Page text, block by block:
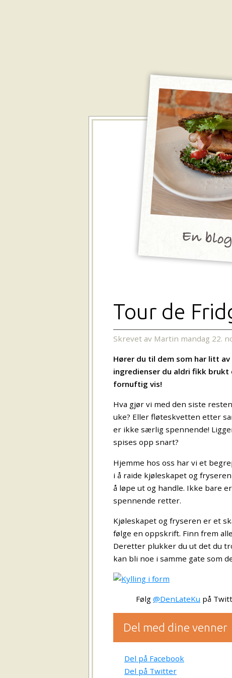
Tour de
Skrevet av Martin mandag 22.
Hører du til dem som har litt
ingredienser du aldri fikk brukt
fornuftig vis!
Hva gjør vi med den siste
uke? Eller fløteskvetten etter
er ikke særlig spennende!
spises opp snart?
Hjemme hos oss har vi et
i å raide kjøleskapet og
å løpe ut og handle. Ikke bare
spennende retter.
Kjøleskapet og fryseren er et
følge en oppskrift. Finn frem
Deretter plukker du ut det du
kan bli noe i samme gate som
Følg @DenLateKu på
Del med dine venner
Del på Facebook
Del på Twitter